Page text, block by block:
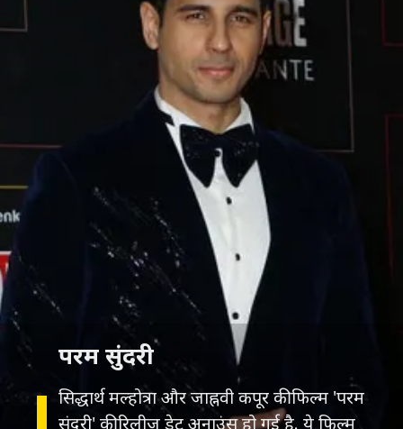
सिद्धार्थ मल्होत्रा और जाह्नवी कपूर की फिल्म 'परम
सुंदरी' की रिलीज़ डेट अनाउंस हो गई है. ये फिल्म
परम सुंदरी